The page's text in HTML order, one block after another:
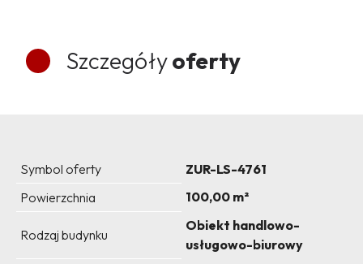
Szczegółyoferty
Symbol oferty
ZUR-LS-4761
Powierzchnia
100,00 m²
Rodzaj budynku
Obiekt handlowo-
usługowo-biurowy